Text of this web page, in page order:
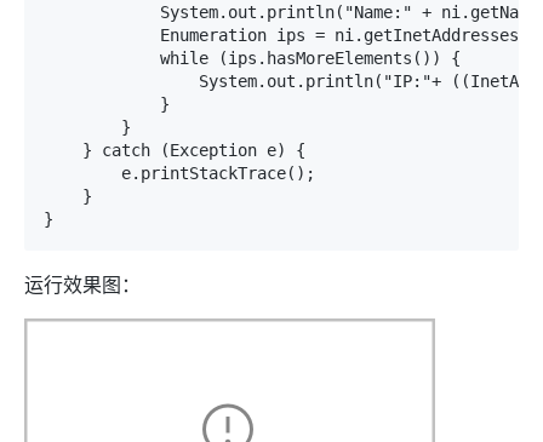
System.out.println("Name:" +
Enumeration ips =
            while (ips.hasMoreElements()) {
System.out.println("IP:"+
            }
        }
    } catch (Exception e) {
        e.printStackTrace();
    }
}
运行效果图：